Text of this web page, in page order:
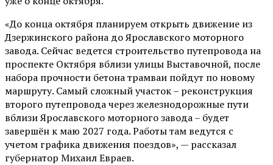
«До конца октября планируем открыть движение из
Дзержинского района до Ярославского моторного
завода. Сейчас ведется строительство путепровода на
проспекте Октября вблизи улицы Выставочной, после
набора прочности бетона трамваи пойдут по новому
маршруту. Самый сложный участок – реконструкция
второго путепровода через железнодорожные пути
вблизи Ярославского моторного завода – будет
завершён к маю 2027 года. Работы там ведутся с
учетом графика движения поездов», — рассказал
губернатор Михаил Евраев.